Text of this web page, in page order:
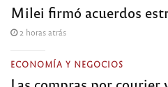
Milei firmó acuerdos
2 horas atrás
ECONOMÍA Y NEGOCIOS